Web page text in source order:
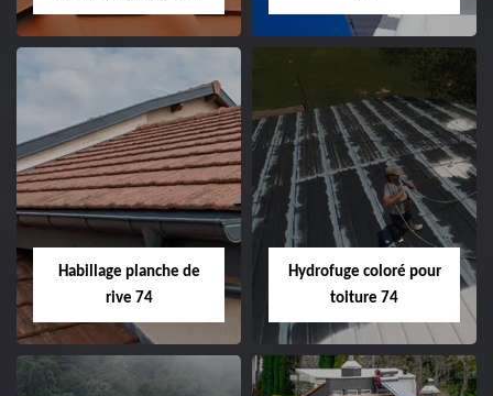
Habillage planche de
rive 74
Hydrofuge coloré pour
toiture 74